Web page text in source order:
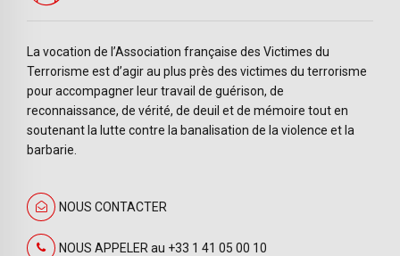
La vocation de l’Association française des Victimes du
Terrorisme est d’agir au plus près des victimes du terrorisme
pour accompagner leur travail de guérison, de
reconnaissance, de vérité, de deuil et de mémoire tout en
soutenant la lutte contre la banalisation de la violence et la
barbarie.
NOUS CONTACTER
NOUS APPELER au +33 1 41 05 00 10